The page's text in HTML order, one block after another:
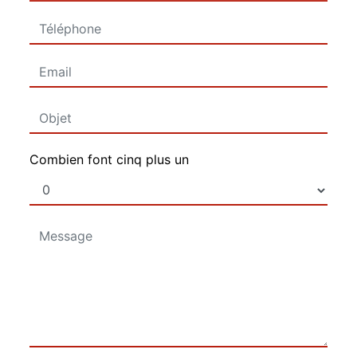
Combien font cinq plus un